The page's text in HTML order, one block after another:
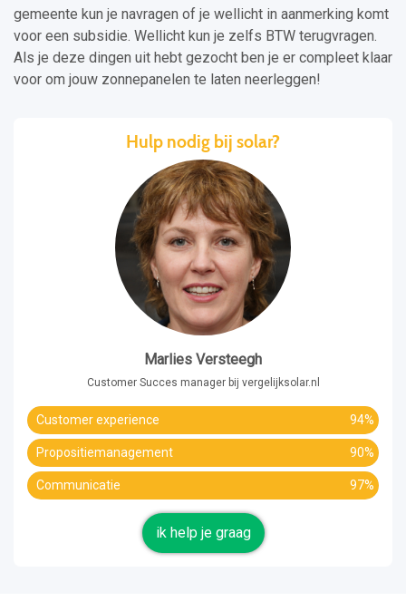
gemeente kun je navragen of je wellicht in aanmerking komt
voor een subsidie. Wellicht kun je zelfs BTW terugvragen.
Als je deze dingen uit hebt gezocht ben je er compleet klaar
voor om jouw zonnepanelen te laten neerleggen!
Hulp nodig bij solar?
Marlies Versteegh
Customer Succes manager bij vergelijksolar.nl
Customer experience 94%
Propositiemanagement 90%
Communicatie 97%
ik help je graag